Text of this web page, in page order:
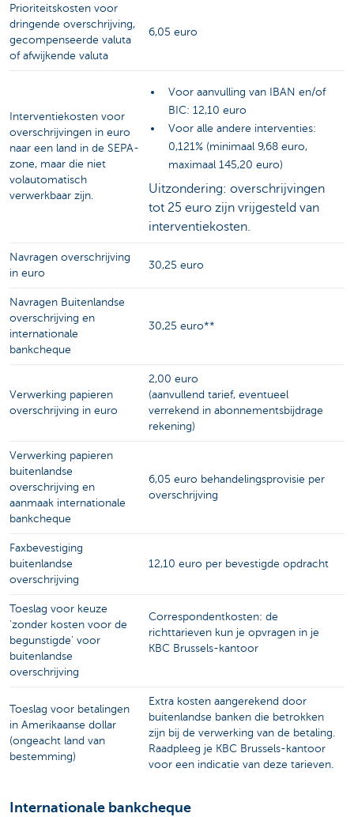
Prioriteitskosten voor
dringende overschrijving,
gecompenseerde valuta
of afwijkende valuta
6,05 euro
Interventiekosten voor
overschrijvingen in euro
naar een land in de SEPA-
zone, maar die niet
volautomatisch
verwerkbaar zijn.
Voor aanvulling van IBAN en/of
BIC: 12,10 euro
Voor alle andere interventies:
0,121% (minimaal 9,68 euro,
maximaal 145,20 euro)
Uitzondering: overschrijvingen
tot 25 euro zijn vrijgesteld van
interventiekosten.
Navragen overschrijving
in euro
30,25 euro
Navragen Buitenlandse
overschrijving en
internationale
bankcheque
30,25 euro**
Verwerking papieren
overschrijving in euro
2,00 euro
(aanvullend tarief, eventueel
verrekend in abonnementsbijdrage
rekening)
Verwerking papieren
buitenlandse
overschrijving en
aanmaak internationale
bankcheque
6,05 euro behandelingsprovisie per
overschrijving
Faxbevestiging
buitenlandse
overschrijving
12,10 euro per bevestigde opdracht
Toeslag voor keuze
'zonder kosten voor de
begunstigde' voor
buitenlandse
overschrijving
Correspondentkosten: de
richttarieven kun je opvragen in je
KBC Brussels-kantoor
Toeslag voor betalingen
in Amerikaanse dollar
(ongeacht land van
bestemming)
Extra kosten aangerekend door
buitenlandse banken die betrokken
zijn bij de verwerking van de betaling.
Raadpleeg je KBC Brussels-kantoor
voor een indicatie van deze tarieven.
Internationale bankcheque